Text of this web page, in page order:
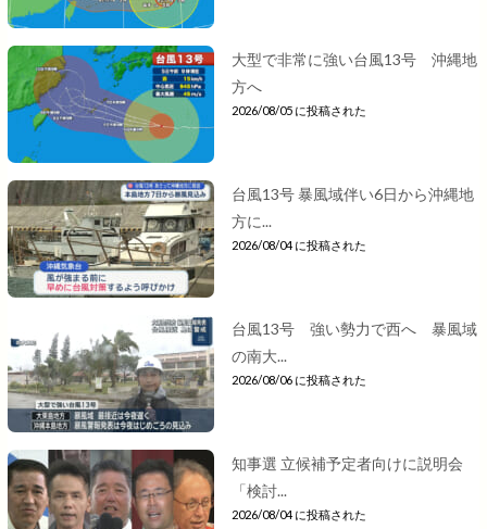
大型で非常に強い台風13号 沖縄地
方へ
2026/08/05 に投稿された
台風13号 暴風域伴い6日から沖縄地
方に...
2026/08/04 に投稿された
台風13号 強い勢力で西へ 暴風域
の南大...
2026/08/06 に投稿された
知事選 立候補予定者向けに説明会
「検討...
2026/08/04 に投稿された